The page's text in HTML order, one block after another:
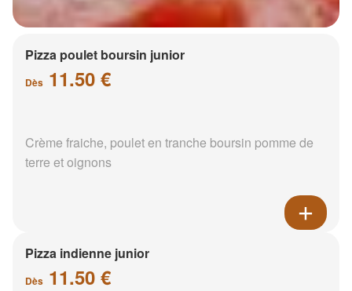
Pizza poulet boursin junior
Dès 11.50 €
Crème fraiche, poulet en tranche boursin pomme de
terre et oignons
Pizza indienne junior
Dès 11.50 €